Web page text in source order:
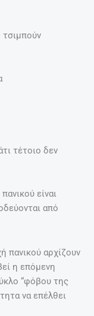
τέτοιο δεν
είναι
από
πανικού αρχίζουν
η επόμενη
“φόβου της
να επέλθει